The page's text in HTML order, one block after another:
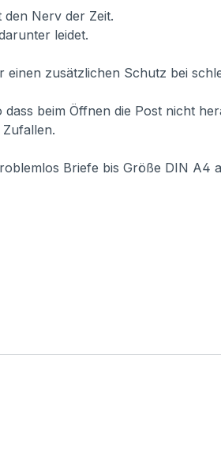
den Nerv der Zeit.
leidet.
einen zusätzlichen Schutz bei
dass beim Öffnen die Post nicht
Briefe bis Größe DIN A4